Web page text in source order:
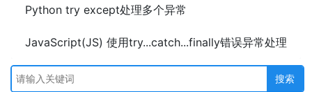
Python try except处理多个异常
JavaScript(JS) 使用try...catch...finally错误异常处理